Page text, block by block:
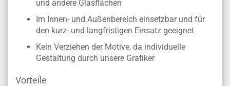
und andere Glasflächen
Im Innen- und Außenbereich einsetzbar und für
den kurz- und langfristigen Einsatz geeignet
Kein Verziehen der Motive, da individuelle
Gestaltung durch unsere Grafiker
Vorteile